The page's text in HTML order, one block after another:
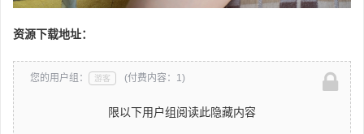
资源下载地址：
您的用户组： 游客 (付费内容：1)
限以下用户组阅读此隐藏内容